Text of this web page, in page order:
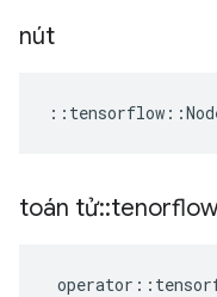
nút
:: tensorflow ::
toán tử::
operator ::